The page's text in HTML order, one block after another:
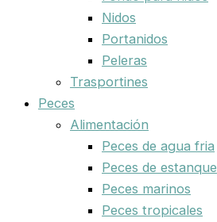
Nidos
Portanidos
Peleras
Trasportines
Peces
Alimentación
Peces de agua fria
Peces de estanque
Peces marinos
Peces tropicales